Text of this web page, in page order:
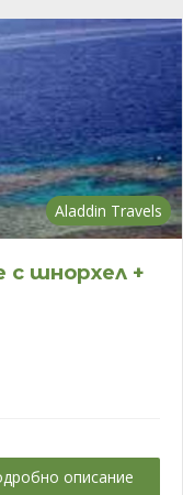
Aladdin Travels
с шнорхел +
описание